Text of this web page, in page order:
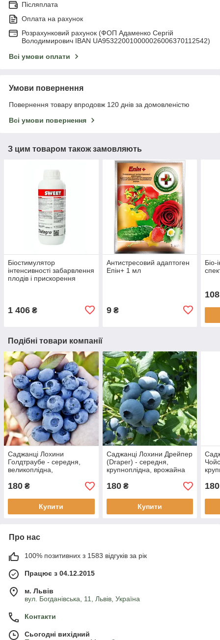
Післяплата
Оплата на рахунок
Розрахунковий рахунок (ФОП Адаменко Сергій
Володимирович IBAN UA953220010000026006370112542)
Всі умови оплати
Умови повернення
Повернення товару впродовж 120 днів за домовленістю
Всі умови повернення
З цим товаром також замовляють
Біостимулятор
інтенсивності забарвлення
плодів і прискорення
1 406 ₴
Антистресовий адаптоген
Епін+ 1 мл
9₴
Біо-
108
Подібні товари компанії
Саджанці Лохини
Голдтраубе - середня,
великоплідна,
С2
180 ₴
Купити
Саджанці Лохини Дрейпер
(Draper) - середня,
крупноплідна, врожайна
180₴
Купити
180
Про нас
100% позитивних з 1583 відгуків за рік
Працює з 04.12.2015
м. Львів
вул. Богданівська, 11, Львів, Україна
Контакти
Сьогодні вихідний